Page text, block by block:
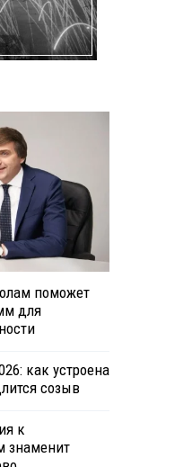
поможет
для
как устроена
созыв
к
знаменит